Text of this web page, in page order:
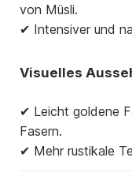
von Müsli.
✔ Intensiver und
Visuelles
✔ Leicht goldene
Fasern.
✔ Mehr rustikale